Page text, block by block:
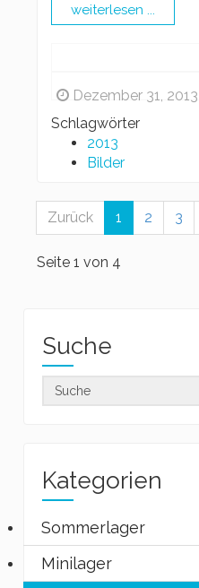
weiterlesen ...
Dezember 31, 2013
Schlagwörter
2013
Bilder
Zurück 1 2 3
Seite 1 von 4
Suche
Kategorien
Sommerlager
Minilager